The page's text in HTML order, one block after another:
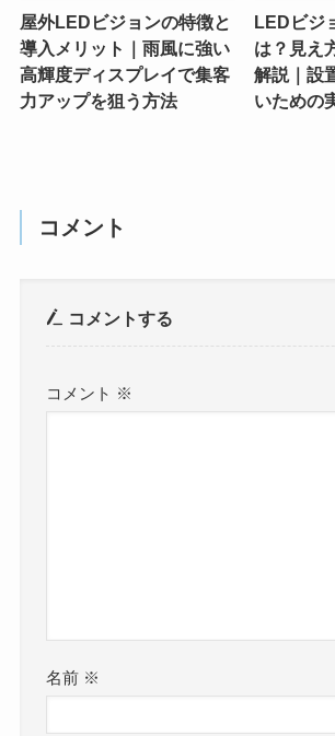
屋外LEDビジョンの特徴と
導入メリット｜雨風に強い
高輝度ディスプレイで集客
力アップを狙う方法
LEDビジ
は？見え
解説｜設
いための
コメント
コメントする
コメント ※
名前 ※